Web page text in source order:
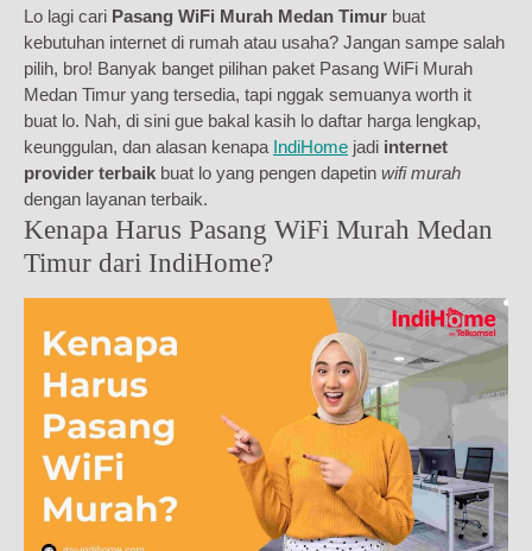
Lo lagi cari Pasang WiFi Murah Medan Timur buat
kebutuhan internet di rumah atau usaha? Jangan sampe salah
pilih, bro! Banyak banget pilihan paket Pasang WiFi Murah
Medan Timur yang tersedia, tapi nggak semuanya worth it
buat lo. Nah, di sini gue bakal kasih lo daftar harga lengkap,
keunggulan, dan alasan kenapa IndiHome jadi internet
provider terbaik buat lo yang pengen dapetin wifi murah
dengan layanan terbaik.
Kenapa Harus Pasang WiFi Murah Medan
Timur dari IndiHome?